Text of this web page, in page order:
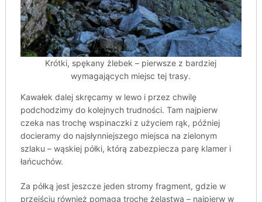
Krótki, spękany żlebek – pierwsze z bardziej
wymagających miejsc tej trasy.
Kawałek dalej skręcamy w lewo i przez chwilę
podchodzimy do kolejnych trudności. Tam najpierw
czeka nas trochę wspinaczki z użyciem rąk, później
docieramy do najsłynniejszego miejsca na zielonym
szlaku – wąskiej półki, którą zabezpiecza parę klamer i
łańcuchów.
Za półką jest jeszcze jeden stromy fragment, gdzie w
przejściu również pomaga trochę żelastwa – najpierw w